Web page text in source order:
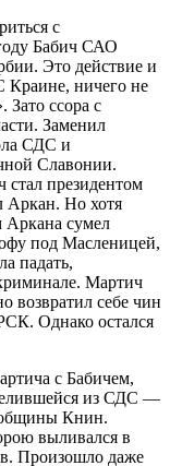
с
Бабич САО
Это действие и
Краине, ничего не
Зато ссора с
Заменил
СДС и
Славонии.
президентом
Аркан. Но хотя
Аркана сумел
под Масленицей,
падать,
Мартич
возвратил себе чин
Однако остался
с Бабичем,
из СДС —
Книн.
выливался в
Произошло даже